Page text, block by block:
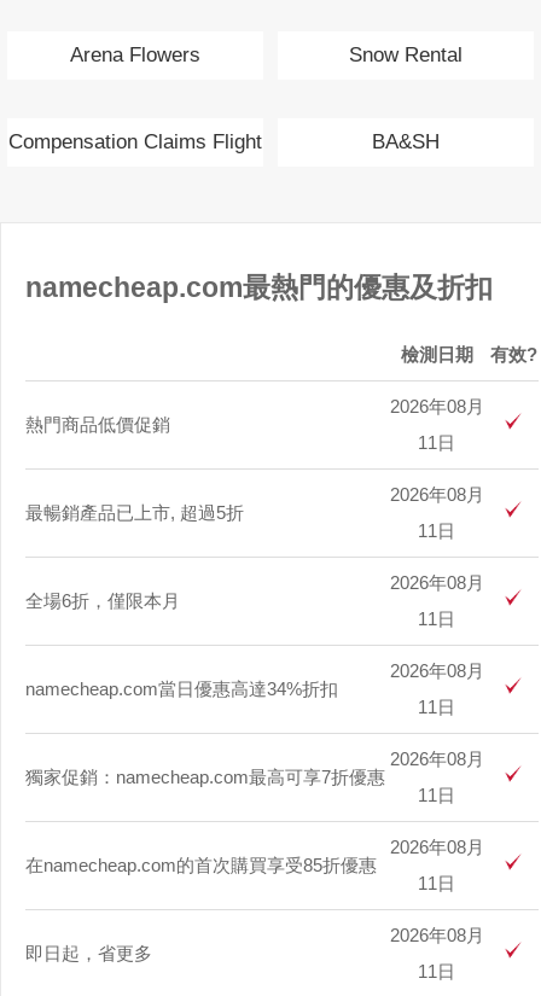
Arena Flowers Snow Rental
Compensation Claims Flight BA&SH
namecheap.com最熱門的優惠及折扣
檢測日期 有效?
熱門商品低價促銷
2026年08月
11日
最暢銷產品已上市, 超過5折
2026年08月
11日
全場6折，僅限本月
2026年08月
11日
namecheap.com當日優惠高達34%折扣
2026年08月
11日
獨家促銷：namecheap.com最高可享7折優惠
2026年08月
11日
在namecheap.com的首次購買享受85折優惠
2026年08月
11日
即日起，省更多
2026年08月
11日